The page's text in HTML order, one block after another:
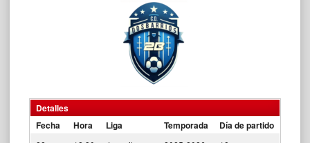
Detalles
Fecha
Hora Liga Temporada Día de partido